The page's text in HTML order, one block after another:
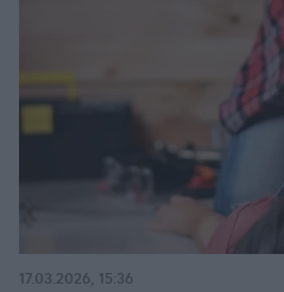
17.03.2026, 15:36